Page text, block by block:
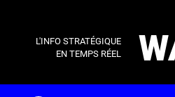
L'INFO STRATÉGIQUE
EN TEMPS RÉEL